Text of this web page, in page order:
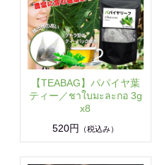
【TEABAG】パパイヤ葉
ティー／ชาใบมะละกอ 3g
x8
520円
（税込み）